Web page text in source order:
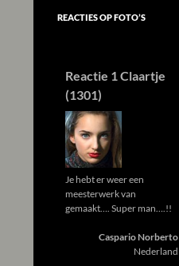
REACTIES OP FOTO’S
Reactie 1 Claartje
(1301)
Je hebt er weer een
meesterwerk van
gemaakt…. Super man….!!
Caspario Norberto
Nederland